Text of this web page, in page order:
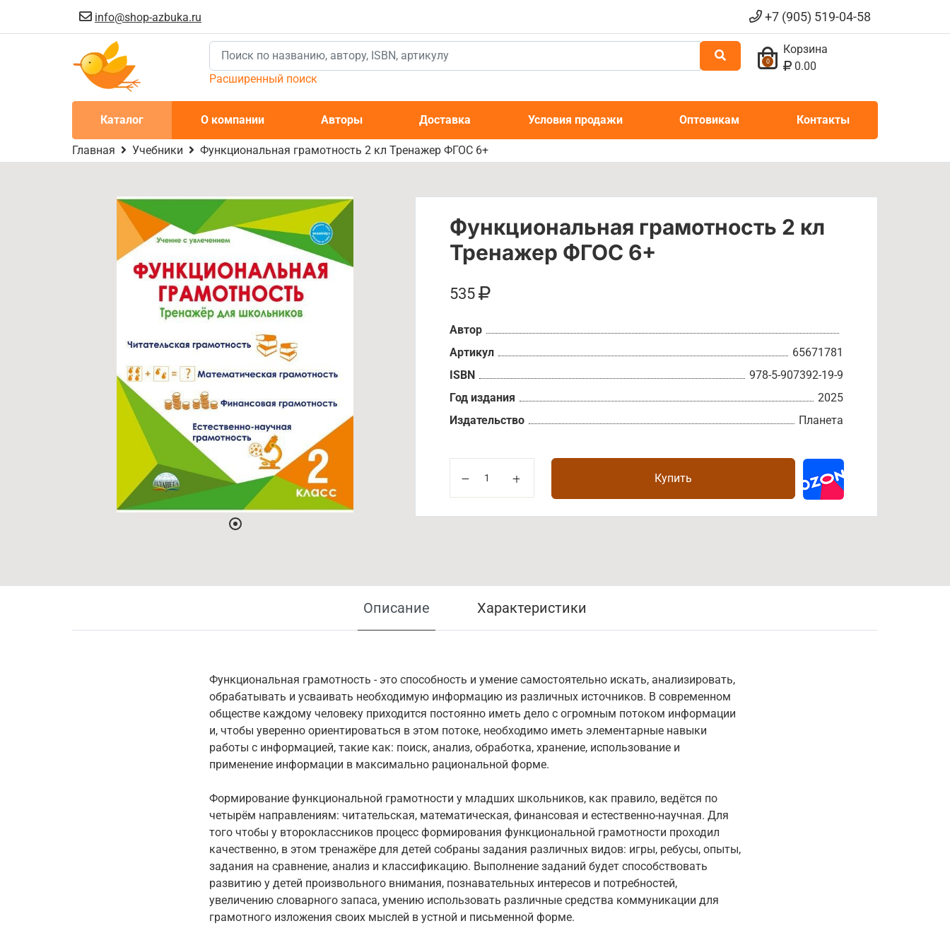
info@shop-azbuka.ru +7 (905) 519-04-58
Расширенный поиск
0
Корзина
0.00
Каталог О компании Авторы Доставка Условия продажи Оптовикам Контакты
Главная Учебники Функциональная грамотность 2 кл Тренажер ФГОС 6+
Функциональная грамотность 2 кл
Тренажер ФГОС 6+
535
Автор
Артикул
65671781
ISBN
978-5-907392-19-9
Год издания
2025
Издательство
Планета
Купить
Описание Характеристики
Функциональная грамотность - это способность и умение самостоятельно искать, анализировать,
обрабатывать и усваивать необходимую информацию из различных источников. В современном
обществе каждому человеку приходится постоянно иметь дело с огромным потоком информации
и, чтобы уверенно ориентироваться в этом потоке, необходимо иметь элементарные навыки
работы с информацией, такие как: поиск, анализ, обработка, хранение, использование и
применение информации в максимально рациональной форме.
Формирование функциональной грамотности у младших школьников, как правило, ведётся по
четырём направлениям: читательская, математическая, финансовая и естественно-научная. Для
того чтобы у второклассников процесс формирования функциональной грамотности проходил
качественно, в этом тренажёре для детей собраны задания различных видов: игры, ребусы, опыты,
задания на сравнение, анализ и классификацию. Выполнение заданий будет способствовать
развитию у детей произвольного внимания, познавательных интересов и потребностей,
увеличению словарного запаса, умению использовать различные средства коммуникации для
грамотного изложения своих мыслей в устной и письменной форме.